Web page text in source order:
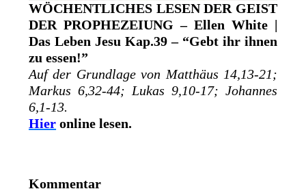
WÖCHENTLICHES LESEN DER GEIST
DER PROPHEZEIUNG – Ellen White |
Das Leben Jesu Kap.39 – “Gebt ihr ihnen
zu essen!”
Auf der Grundlage von Matthäus 14,13-21;
Markus 6,32-44; Lukas 9,10-17; Johannes
6,1-13.
Hier online lesen.
Kommentar